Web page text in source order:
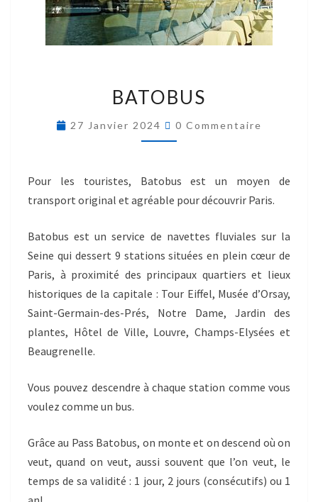
BATOBUS
27 Janvier 2024 0 Commentaire
Pour les touristes, Batobus est un moyen de
transport original et agréable pour découvrir Paris.
Batobus est un service de navettes fluviales sur la
Seine qui dessert 9 stations situées en plein cœur de
Paris, à proximité des principaux quartiers et lieux
historiques de la capitale : Tour Eiffel, Musée d’Orsay,
Saint-Germain-des-Prés, Notre Dame, Jardin des
plantes, Hôtel de Ville, Louvre, Champs-Elysées et
Beaugrenelle.
Vous pouvez descendre à chaque station comme vous
voulez comme un bus.
Grâce au Pass Batobus, on monte et on descend où on
veut, quand on veut, aussi souvent que l’on veut, le
temps de sa validité : 1 jour, 2 jours (consécutifs) ou 1